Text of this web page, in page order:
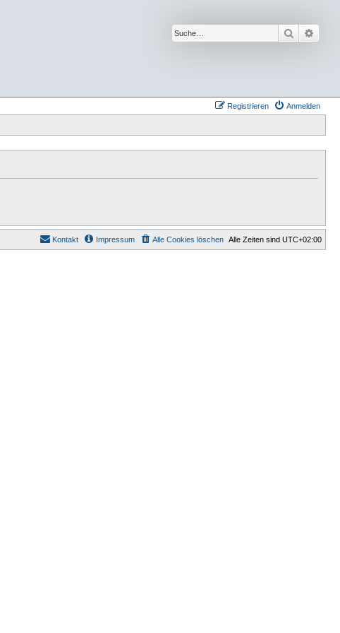
Suche
Anmelden
Registrieren
Alle Zeiten sind UTC+02:00
Alle Cookies löschen
Impressum
Kontakt